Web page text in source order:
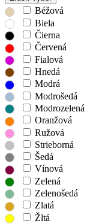
Béžová
Biela
Čierna
Červená
Fialová
Hnedá
Modrá
Modrošedá
Modrozelená
Oranžová
Ružová
Strieborná
Šedá
Vínová
Zelená
Zelenošedá
Zlatá
Žltá